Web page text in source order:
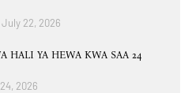
22, 2026
HALI YA HEWA KWA SAA 24
2026